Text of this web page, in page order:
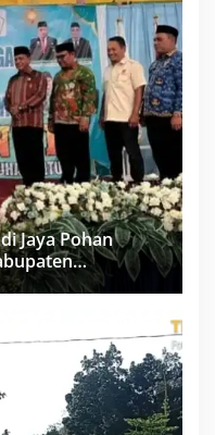
Jaya Pohan